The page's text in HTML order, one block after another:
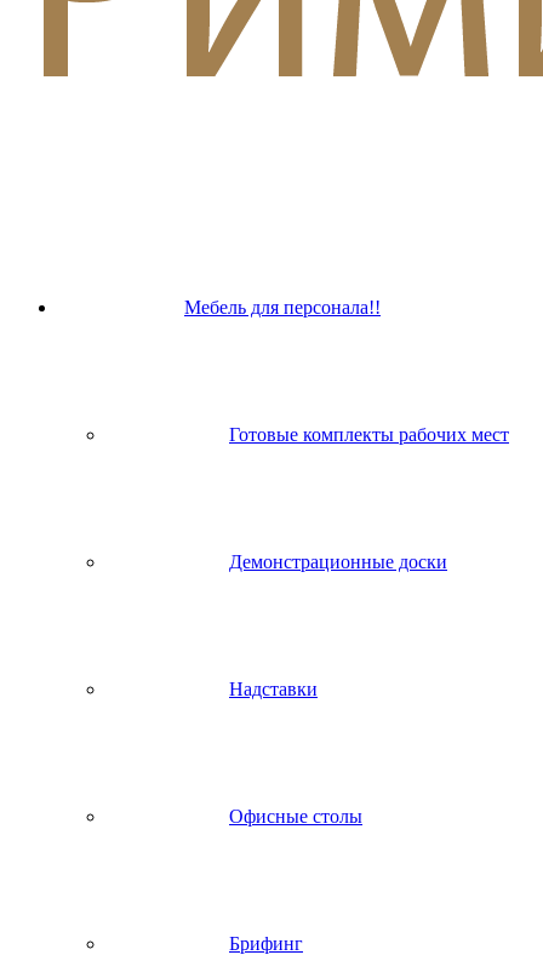
Мебель для персонала!!
Готовые комплекты рабочих мест
Демонстрационные доски
Надставки
Офисные столы
Брифинг